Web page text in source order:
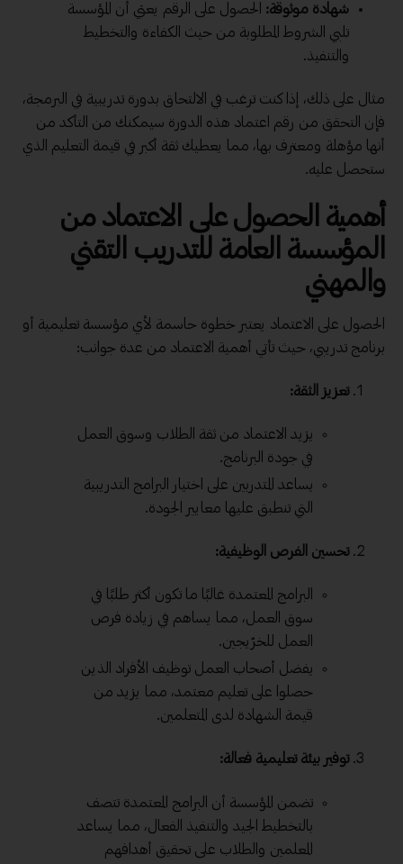
شهادة موثوقة: الحصول على الرقم يعني أن المؤسسة
تلبي الشروط المطلوبة من حيث الكفاءة والتخطيط
والتنفيذ.
مثال على ذلك، إذا كنت ترغب في الالتحاق بدورة تدريبية في البرمجة،
فإن التحقق من رقم اعتماد هذه الدورة سيمكنك من التأكد من
أنها مؤهلة ومعترف بها، مما يعطيك ثقة أكبر في قيمة التعليم الذي
ستحصل عليه.
أهمية الحصول على الاعتماد من
المؤسسة العامة للتدريب التقني
والمهني
الحصول على الاعتماد يعتبر خطوة حاسمة لأي مؤسسة تعليمية أو
برنامج تدريبي، حيث تأتي أهمية الاعتماد من عدة جوانب:
تعزيز الثقة:
يزيد الاعتماد من ثقة الطلاب وسوق العمل
في جودة البرنامج.
يساعد المتدربين على اختيار البرامج التدريبية
التي تنطبق عليها معايير الجودة.
تحسين الفرص الوظيفية:
البرامج المعتمدة غالبًا ما تكون أكثر طلبًا في
سوق العمل، مما يساهم في زيادة فرص
العمل للخرّيجين.
يفضل أصحاب العمل توظيف الأفراد الذين
حصلوا على تعليم معتمد، مما يزيد من
قيمة الشهادة لدى المتعلمين.
توفير بيئة تعليمية فعالة:
تضمن المؤسسة أن البرامج المعتمدة تتصف
بالتخطيط الجيد والتنفيذ الفعال، مما يساعد
المعلمين والطلاب على تحقيق أهدافهم